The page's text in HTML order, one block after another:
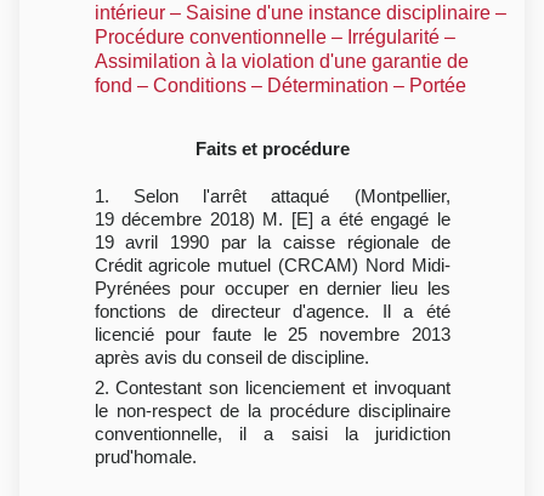
intérieur – Saisine d'une instance disciplinaire –
Procédure conventionnelle – Irrégularité –
Assimilation à la violation d'une garantie de
fond – Conditions – Détermination – Portée
Faits et procédure
1. Selon l'arrêt attaqué (Montpellier,
19 décembre 2018) M. [E] a été engagé le
19 avril 1990 par la caisse régionale de
Crédit agricole mutuel (CRCAM) Nord Midi-
Pyrénées pour occuper en dernier lieu les
fonctions de directeur d'agence. Il a été
licencié pour faute le 25 novembre 2013
après avis du conseil de discipline.
2. Contestant son licenciement et invoquant
le non-respect de la procédure disciplinaire
conventionnelle, il a saisi la juridiction
prud'homale.